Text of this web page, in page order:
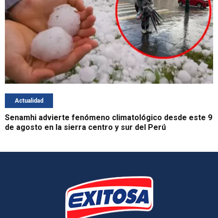
Actualidad
Senamhi advierte fenómeno climatológico desde este 9
de agosto en la sierra centro y sur del Perú